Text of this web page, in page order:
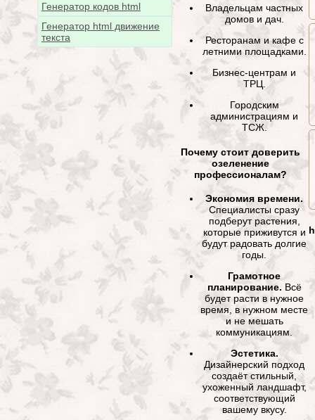
Генератор кодов html
Генератор html движение
текста
Владельцам частных
домов и дач.
Ресторанам и кафе с
летними площадками.
Бизнес-центрам и
ТРЦ.
Городским
администрациям и
ТСЖ.
Почему стоит доверить
озеленение
профессионалам?
Экономия времени.
Специалисты сразу
подберут растения,
которые приживутся и
будут радовать долгие
годы.
Грамотное
планирование. Всё
будет расти в нужное
время, в нужном месте
и не мешать
коммуникациям.
Эстетика.
Дизайнерский подход
создаёт стильный,
ухоженный ландшафт,
соответствующий
вашему вкусу.